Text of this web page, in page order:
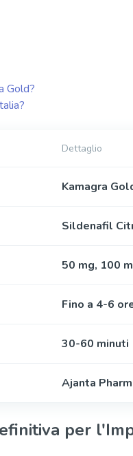
Gold?
Dettaglio
Kamagra
Sildenafil
50 mg, 100
Fino a 4-6
30-60 minuti
Ajanta
per